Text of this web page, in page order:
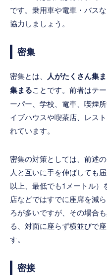
です。乗用車や電車・バス
協力しましょう。
密集
密集とは、 人がたくさん集
集まることです。前者はテ
ーパー、学校、電車、喫煙
イブハウスや喫茶店、レス
れています。
密集の対策としては、前述
人と互いに手を伸ばしても
以上、最低でも1メートル
店などではすでに座席を減
ろが多いですが、その場合
る、対面に座らず横並びで
す。
密接